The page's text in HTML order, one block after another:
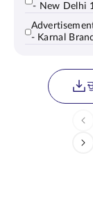
- New Delhi
- Karnal